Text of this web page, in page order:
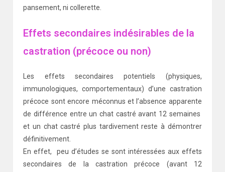
pansement, ni collerette.
Effets secondaires indésirables de la
castration (précoce ou non)
Les effets secondaires potentiels (physiques,
immunologiques, comportementaux) d’une castration
précoce sont encore méconnus et l’absence apparente
de différence entre un chat castré avant 12 semaines
et un chat castré plus tardivement reste à démontrer
définitivement.
En effet, peu d’études se sont intéressées aux effets
secondaires de la castration précoce (avant 12